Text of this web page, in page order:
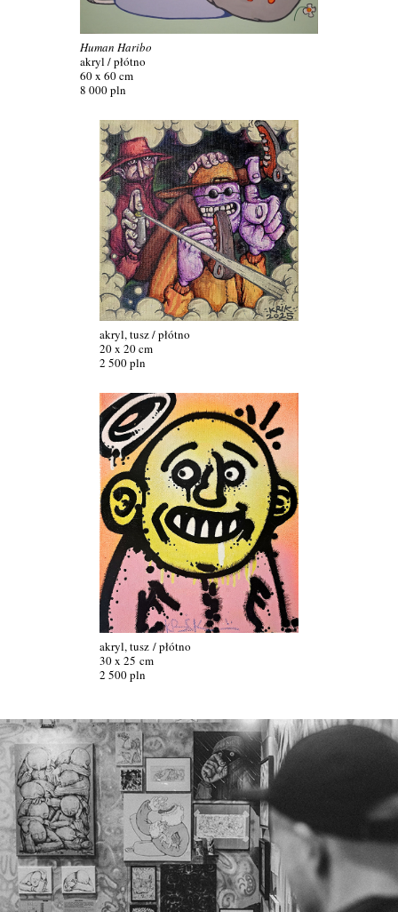
Human Haribo
akryl / płótno
60 x 60 cm
8 000 pln
akryl, tusz / płótno
20 x 20 cm
2 500 pln
akryl, tusz / płótno
30 x 25 cm
2 500 pln